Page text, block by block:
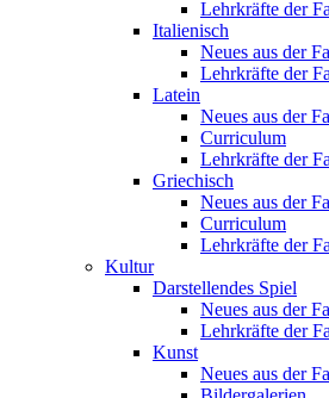
Lehrkräfte der
Italienisch
Neues aus der
Lehrkräfte der
Latein
Neues aus der
Curriculum
Lehrkräfte der
Griechisch
Neues aus der
Curriculum
Lehrkräfte der
Kultur
Darstellendes Spiel
Neues aus der
Lehrkräfte der
Kunst
Neues aus der